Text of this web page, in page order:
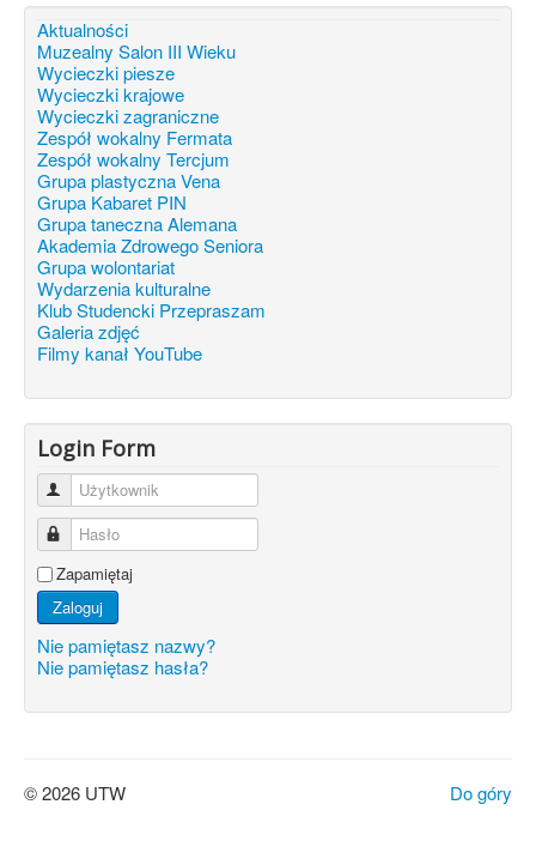
Aktualności
Muzealny Salon III Wieku
Wycieczki piesze
Wycieczki krajowe
Wycieczki zagraniczne
Zespół wokalny Fermata
Zespół wokalny Tercjum
Grupa plastyczna Vena
Grupa Kabaret PIN
Grupa taneczna Alemana
Akademia Zdrowego Seniora
Grupa wolontariat
Wydarzenia kulturalne
Klub Studencki Przepraszam
Galeria zdjęć
Filmy kanał YouTube
Login Form
Użytkownik
Hasło
Zapamiętaj
Zaloguj
Nie pamiętasz nazwy?
Nie pamiętasz hasła?
Do góry
© 2026 UTW